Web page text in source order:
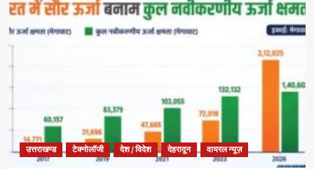
उत्तराखण्ड टेक्नोलॉजी देश / विदेश देहरादून वायरल न्यूज़